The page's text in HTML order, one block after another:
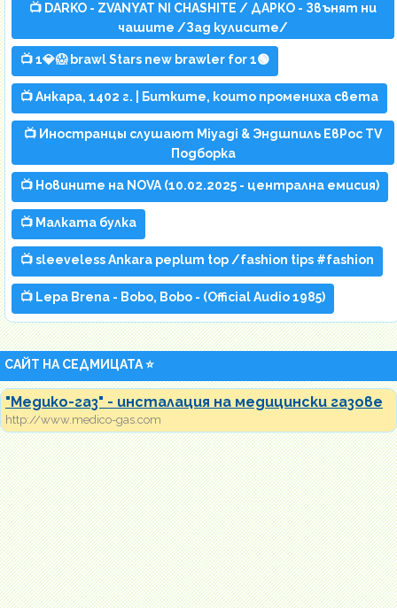
📺 DARKO - ZVANYAT NI CHASHITE / ДАРКО - Звънят ни
чашите /Зад кулисите/
📺 1💎😱 brawl Stars new brawler for 1🟢
📺 Анкара, 1402 г. | Битките, които промениха света
📺 Иностранцы слушают Miyagi & Эндшпиль ЕвРос TV
Подборка
📺 Новините на NOVA (10.02.2025 - централна емисия)
📺 Малката булка
📺 sleeveless Ankara peplum top /fashion tips #fashion
📺 Lepa Brena - Bobo, Bobo - (Official Audio 1985)
САЙТ НА СЕДМИЦАТА ⭐
"Медико-газ" - инсталация на медицински газове
http://www.medico-gas.com